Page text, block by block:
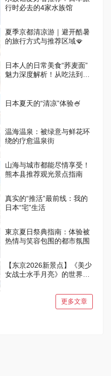
行时必去的4家水族馆
夏季京都清凉游｜避开酷暑
的旅行方式与推荐区域🪭
日本人的日常美食“荞麦面”
魅力深度解析！从吃法到体
日本夏天的“清凉”体验🍧
温海温泉：被绿意与鲜花环
绕的疗愈温泉街
山海与城市都能尽情享受！
熊本县推荐观光景点指南
真实的“推活”最前线：我的
日本“宅”生活
東京夏日祭典指南：体验被
热情与笑容包围的都市氛围
【东京2026新景点】《美少
女战士水手月亮》的世界在
更多文章